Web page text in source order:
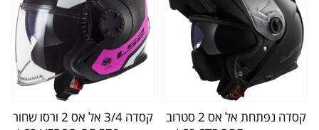
קסדה נפתחת אל אס 2 סטרוב
קסדה 3/4 אל אס 2 ורסו שחור